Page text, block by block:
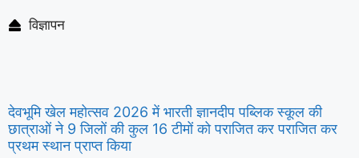
विज्ञापन
देवभूमि खेल महोत्सव 2026 में भारती ज्ञानदीप पब्लिक स्कूल की
छात्राओं ने 9 जिलों की कुल 16 टीमों को पराजित कर पराजित कर
प्रथम स्थान प्राप्त किया